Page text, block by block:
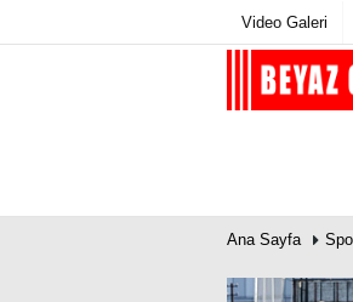
Video Galeri
Ana Sayfa